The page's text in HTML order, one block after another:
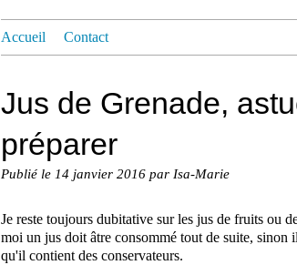
Accueil Contact
Jus de Grenade,
préparer
Publié le 14 janvier 2016 par Isa-Marie
Je reste toujours dubitative sur les jus de fruits ou
moi un jus doit âtre consommé tout de suite,
qu'il contient des conservateurs.